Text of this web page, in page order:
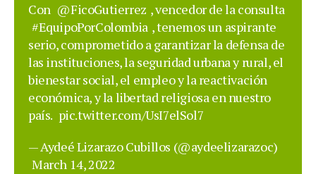
Con @FicoGutierrez , vencedor de la consulta
#EquipoPorColombia , tenemos un aspirante
serio, comprometido a garantizar la defensa de
las instituciones, la seguridad urbana y rural, el
bienestar social, el empleo y la reactivación
económica, y la libertad religiosa en nuestro
país. pic.twitter.com/UsI7elSol7
— Aydeé Lizarazo Cubillos (@aydeelizarazoc)
March 14, 2022